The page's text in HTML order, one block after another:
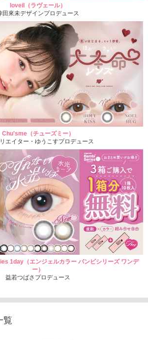
loveil（ラヴェール）
田來未デザインプロデュース
Chu'sme（チューズミー）
エイター・ゆうこすプロデュース
1day（エンジェルカラー バンビシリーズ ワンデ
ー）
益若つばさプロデュース
覧